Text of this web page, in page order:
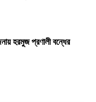
হরমুজ প্রণালী বন্ধের